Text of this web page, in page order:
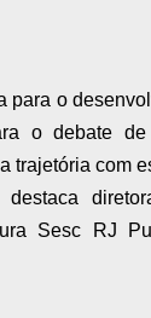
para o
o debate
trajetória com
Sesc RJ